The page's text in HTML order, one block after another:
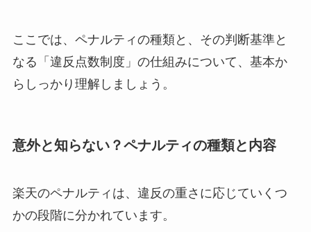
ここでは、ペナルティの種類と、その判断基準と
なる「違反点数制度」の仕組みについて、基本か
らしっかり理解しましょう。
意外と知らない？ペナルティの種類と内容
楽天のペナルティは、違反の重さに応じていくつ
かの段階に分かれています。